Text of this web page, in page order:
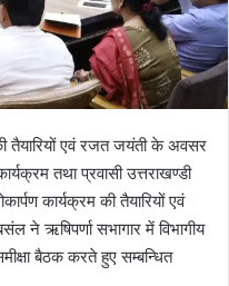
तैयारियों एवं रजत जयंती के अवसर
तथा प्रवासी उत्तराखण्डी
कार्यक्रम की तैयारियों एवं
ने ऋषिपर्णा सभागार में विभागीय
बैठक करते हुए सम्बन्धित